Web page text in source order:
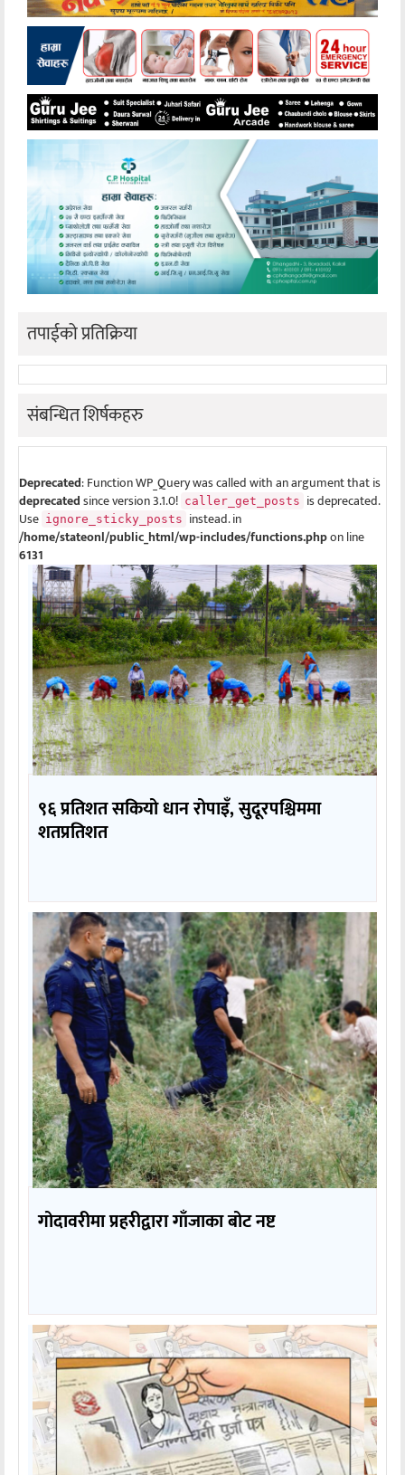
तपाईको प्रतिक्रिया
संबन्धित शिर्षकहरु
Deprecated: Function WP_Query was called with an argument that is
deprecatedsince version 3.1.0! caller_get_posts is deprecated.
Use ignore_sticky_posts instead. in
/home/stateonl/public_html/wp-includes/functions.phpon line
6131
९६ प्रतिशत सकियो धान रोपाइँ, सुदूरपश्चिममा
शतप्रतिशत
गोदावरीमा प्रहरीद्वारा गाँजाका बोट नष्ट